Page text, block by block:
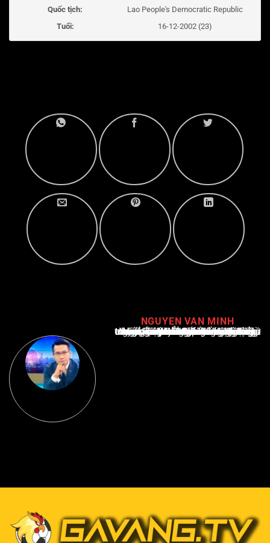
Quốc tịch:
Lao People's Democratic Republic
Tuổi:
16-12-2002 (23)
NGUYEN VAN MINH
Nguyễn Văn Minh là một trong những chuyên gia hàng đầu về báo cáo tin tức thể thao tại Việt Nam, với hơn 10 năm hoạt động trong ngành. Ông có kiến thức sâu rộng và kinh nghiệm đáng kể trong việc phân tích và báo cáo về các sự kiện thể thao hàng đầu. Sự hiểu biết sâu sắc của ông về ngành này đã giúp ông xây dựng uy tín và danh tiếng trong cộng đồng báo chí thể thao.